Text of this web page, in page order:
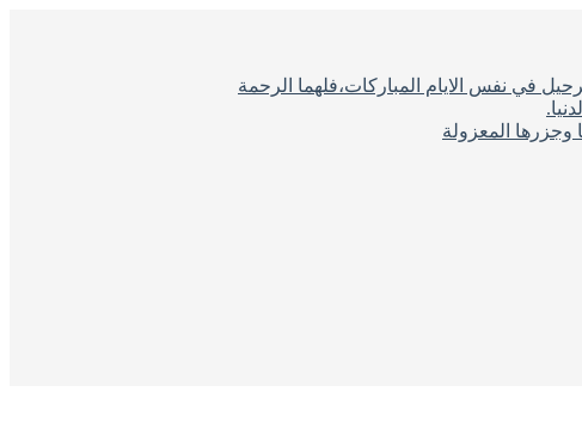
في نفس الايام المباركات،فلهما الرحمة
المعزولة